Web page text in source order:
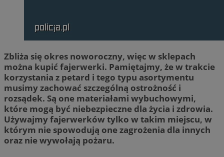
Zbliża się okres noworoczny, więc w sklepach
można kupić fajerwerki. Pamiętajmy, że w trakcie
korzystania z petard i tego typu asortymentu
musimy zachować szczególną ostrożność i
rozsądek. Są one materiałami wybuchowymi,
które mogą być niebezpieczne dla życia i zdrowia.
Używajmy fajerwerków tylko w takim miejscu, w
którym nie spowodują one zagrożenia dla innych
oraz nie wywołają pożaru.